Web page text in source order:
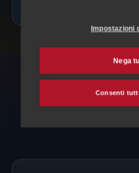
Altri servizi
Impostazioni
Nega
Consenti